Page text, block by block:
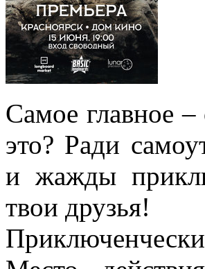
Самое главное
это? Ради
и жажды
твои друзья!